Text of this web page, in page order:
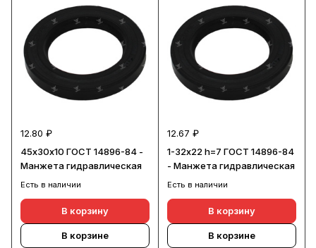
12.80 ₽
45х30х10 ГОСТ 14896-84 -
Манжета гидравлическая
Есть в наличии
В корзину
В корзине
12.67 ₽
1-32х22 h=7 ГОСТ 14896-84
- Манжета гидравлическая
Есть в наличии
В корзину
В корзине